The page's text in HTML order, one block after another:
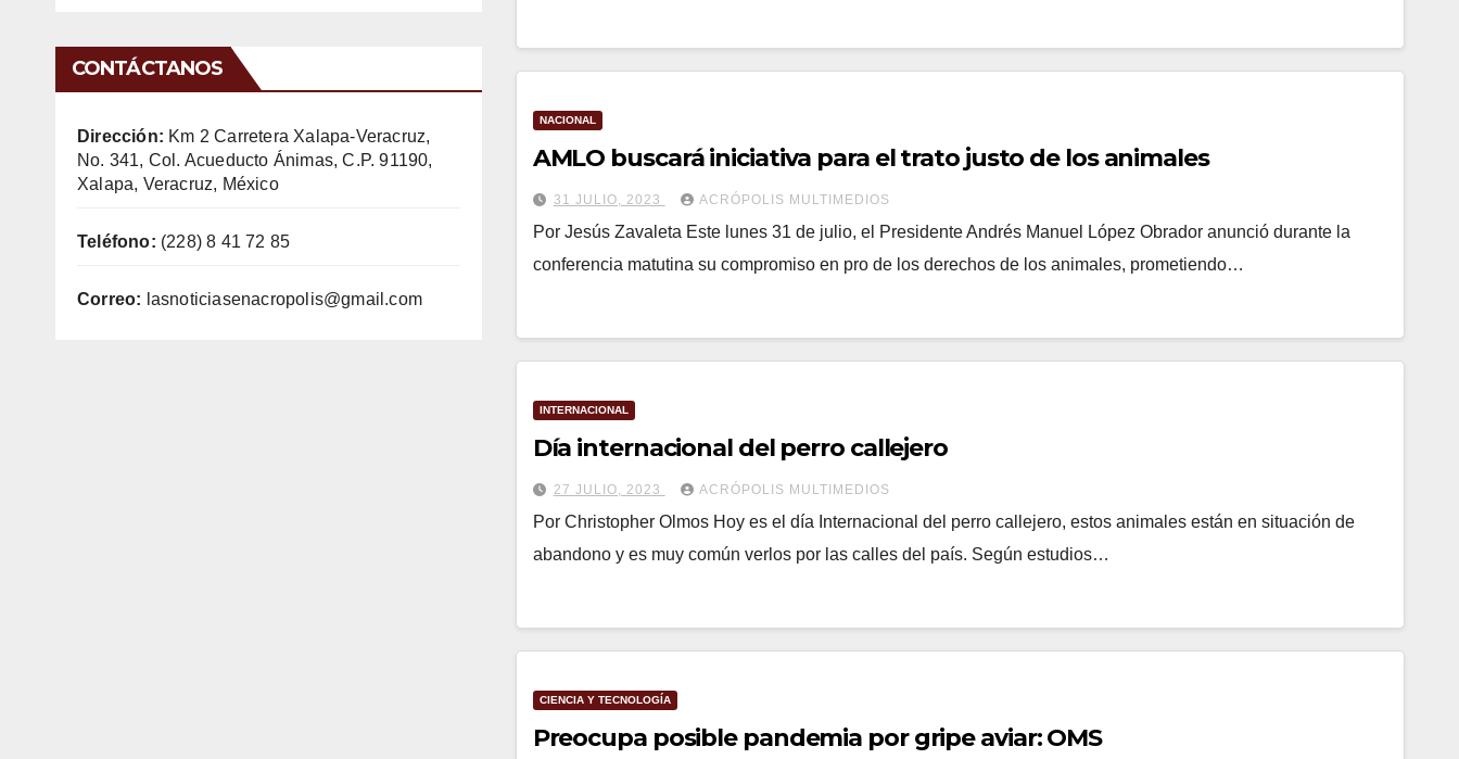
CONTÁCTANOS
Dirección: Km 2 Carretera Xalapa-Veracruz,
No. 341, Col. Acueducto Ánimas, C.P. 91190,
Xalapa, Veracruz, México
Teléfono: (228) 8 41 72 85
Correo: lasnoticiasenacropolis@gmail.com
NACIONAL
AMLO buscará iniciativa para el trato justo de los animales
31 JULIO, 2023 ACRÓPOLIS MULTIMEDIOS
Por Jesús Zavaleta Este lunes 31 de julio, el Presidente Andrés Manuel López Obrador anunció durante la
conferencia matutina su compromiso en pro de los derechos de los animales, prometiendo…
INTERNACIONAL
Día internacional del perro callejero
27 JULIO, 2023 ACRÓPOLIS MULTIMEDIOS
Por Christopher Olmos Hoy es el día Internacional del perro callejero, estos animales están en situación de
abandono y es muy común verlos por las calles del país. Según estudios…
CIENCIA Y TECNOLOGÍA
Preocupa posible pandemia por gripe aviar: OMS